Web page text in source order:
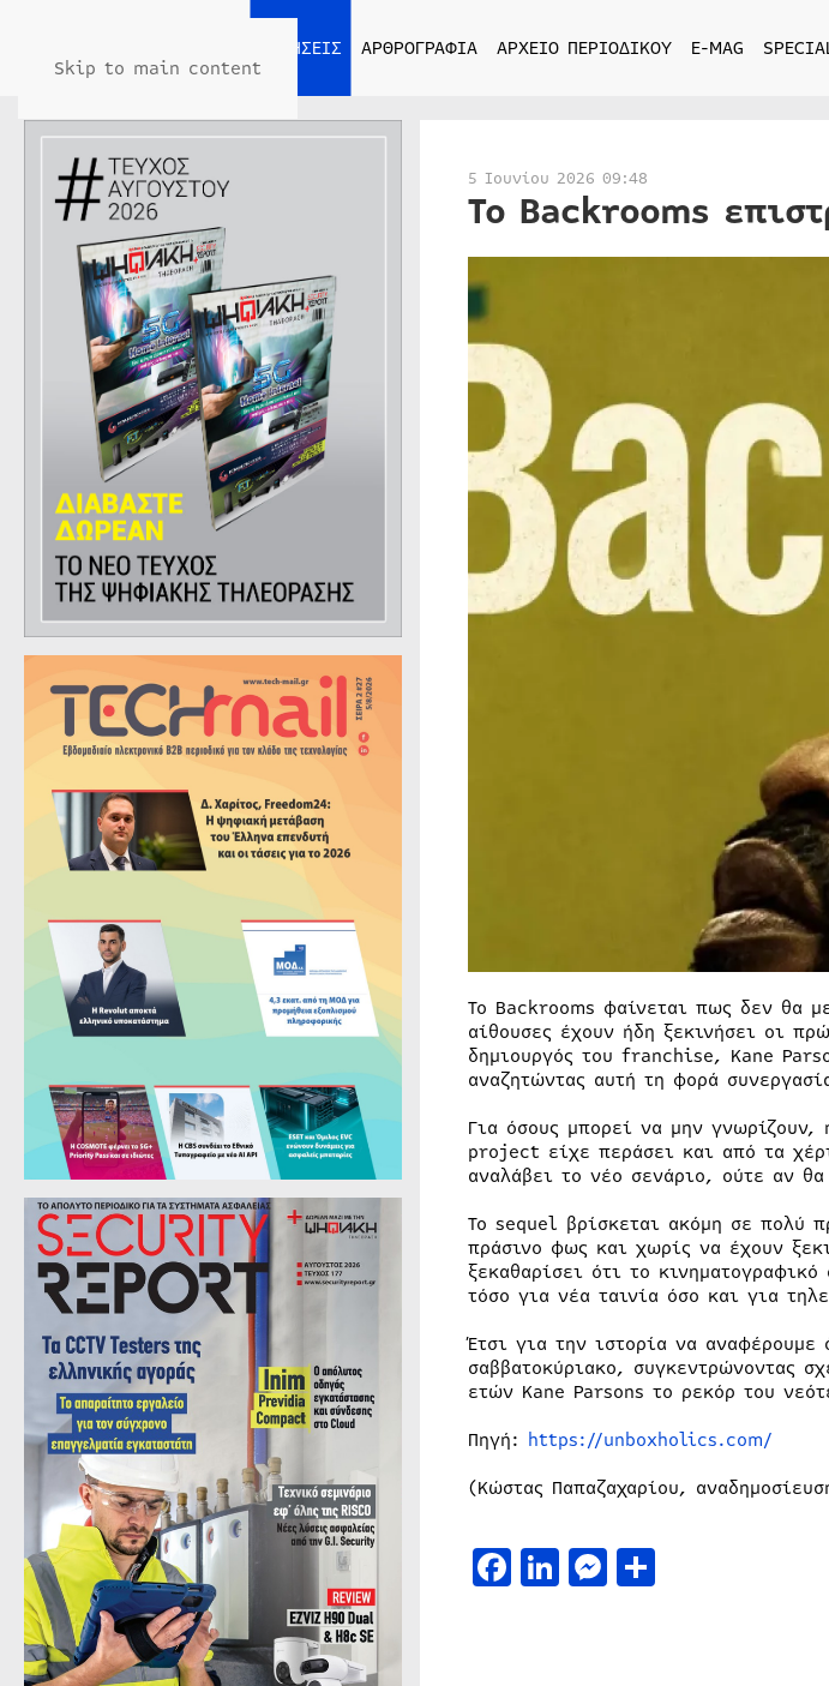
Skip to main content
ΕΙΔΗΣΕΙΣ ΑΡΘΡΟΓΡΑΦΙΑ ΑΡΧΕΙΟ ΠΕΡΙΟΔΙΚΟΥ E-MAG
5 Ιουνίου 2026 09:48
Το Backrooms
Το Backrooms φαίνεται πως δεν θα
αίθουσες έχουν ήδη ξεκινήσει οι
δημιουργός του franchise, Kane
αναζητώντας αυτή τη φορά
Για όσους μπορεί να μην
project είχε περάσει και από τα
αναλάβει το νέο σενάριο, ούτε αν
Το sequel βρίσκεται ακόμη σε πολύ
πράσινο φως και χωρίς να έχουν
ξεκαθαρίσει ότι το
τόσο για νέα ταινία όσο και για
Έτσι για την ιστορία να
σαββατοκύριακο, συγκεντρώνοντας
ετών Kane Parsons το ρεκόρ του
Πηγή: https://unboxholics.com/
(Κώστας Παπαζαχαρίου,
Facebook
LinkedIn
Messenger